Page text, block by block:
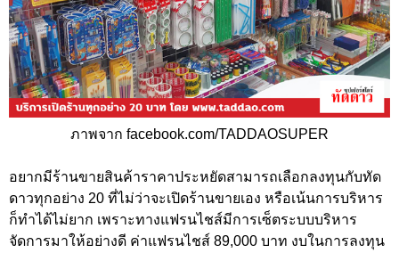
ภาพจาก facebook.com/TADDAOSUPER
อยากมีร้านขายสินค้าราคาประหยัดสามารถเลือกลงทุนกับทัด
ดาวทุกอย่าง 20 ที่ไม่ว่าจะเปิดร้านขายเอง หรือเน้นการบริหาร
ก็ทำได้ไม่ยาก เพราะทางแฟรนไชส์มีการเซ็ตระบบบริหาร
จัดการมาให้อย่างดี ค่าแฟรนไชส์ 89,000 บาท งบในการลงทุน